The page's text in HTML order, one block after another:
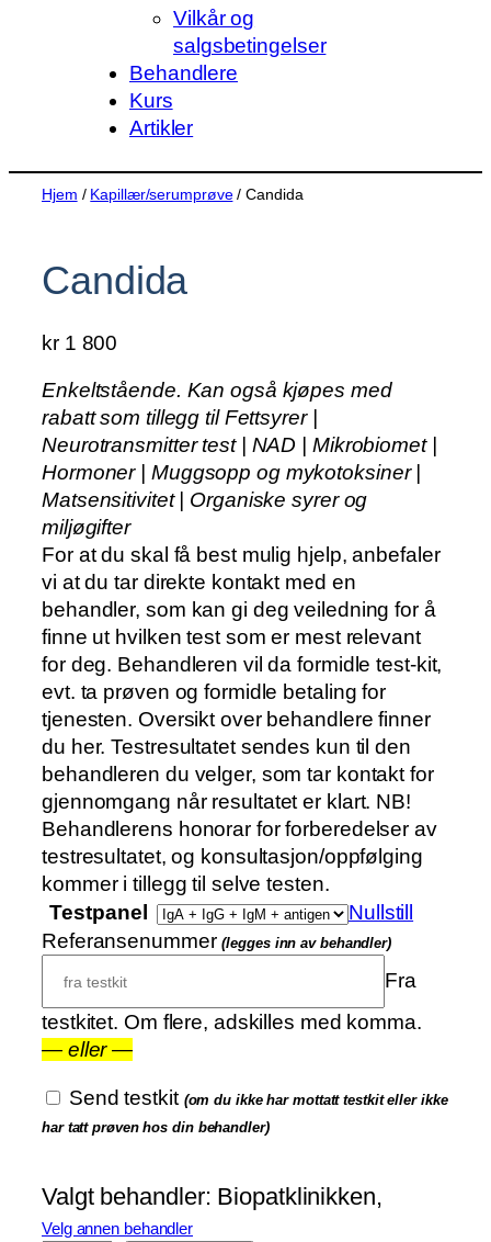
Vilkår og
salgsbetingelser
Behandlere
Kurs
Artikler
Hjem / Kapillær/serumprøve/ Candida
Candida
kr1 800
Enkeltstående. Kan også kjøpes med
rabatt som tillegg til Fettsyrer |
Neurotransmitter test | NAD | Mikrobiomet |
Hormoner | Muggsopp og mykotoksiner |
Matsensitivitet | Organiske syrer og
miljøgifter
For at du skal få best mulig hjelp, anbefaler
vi at du tar direkte kontakt med en
behandler, som kan gi deg veiledning for å
finne ut hvilken test som er mest relevant
for deg. Behandleren vil da formidle test-kit,
evt. ta prøven og formidle betaling for
tjenesten. Oversikt over behandlere finner
du her. Testresultatet sendes kun til den
behandleren du velger, som tar kontakt for
gjennomgang når resultatet er klart. NB!
Behandlerens honorar for forberedelser av
testresultatet, og konsultasjon/oppfølging
kommer i tillegg til selve testen.
Testpanel
Nullstill
Referansenummer(legges inn av behandler)
Fra
testkitet. Om flere, adskilles med komma.
— eller—
Send testkit (om du ikke har mottatt testkit eller ikke
har tatt prøven hos din behandler)
Valgt behandler: Biopatklinikken,
Velg annen behandler